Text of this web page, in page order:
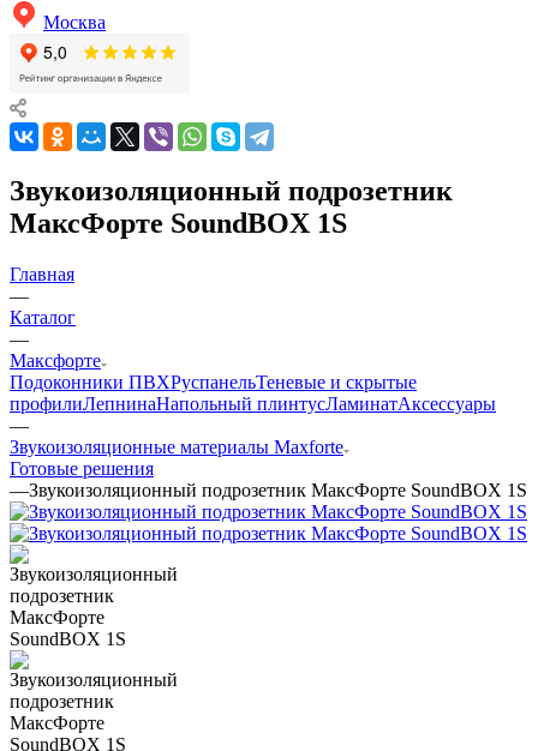
Москва
Звукоизоляционный подрозетник
МаксФорте SoundBOX 1S
Главная
—
Каталог
—
Максфорте
Подоконники ПВХРуспанельТеневые и скрытые
профилиЛепнинаНапольный плинтусЛаминатАксессуары
—
Звукоизоляционные материалы Maxforte
Готовые решения
—Звукоизоляционный подрозетник МаксФорте SoundBOX 1S